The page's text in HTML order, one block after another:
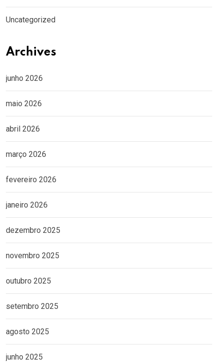
Uncategorized
Archives
junho 2026
maio 2026
abril 2026
março 2026
fevereiro 2026
janeiro 2026
dezembro 2025
novembro 2025
outubro 2025
setembro 2025
agosto 2025
junho 2025